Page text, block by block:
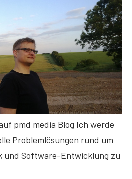
pmd media Blog Ich werde
Problemlösungen rund um
und Software-Entwicklung zu